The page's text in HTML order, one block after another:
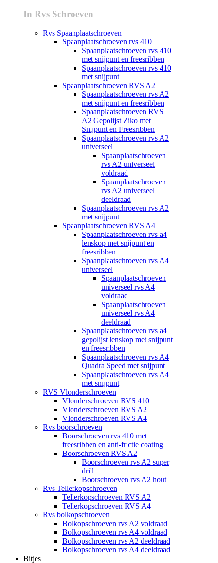
In Rvs Schroeven
Rvs Spaanplaatschroeven
Spaanplaatschroeven rvs 410
Spaanplaatschroeven rvs 410
met snijpunt en freesribben
Spaanplaatschroeven rvs 410
met snijpunt
Spaanplaatschroeven RVS A2
Spaanplaatschroeven rvs A2
met snijpunt en freesribben
Spaanplaatschroeven RVS
A2 Gepolijst Ziko met
Snijpunt en Freesribben
Spaanplaatschroeven rvs A2
universeel
Spaanplaatschroeven
rvs A2 universeel
voldraad
Spaanplaatschroeven
rvs A2 universeel
deeldraad
Spaanplaatschroeven rvs A2
met snijpunt
Spaanplaatschroeven RVS A4
Spaanplaatschroeven rvs a4
lenskop met snijpunt en
freesribben
Spaanplaatschroeven rvs A4
universeel
Spaanplaatschroeven
universeel rvs A4
voldraad
Spaanplaatschroeven
universeel rvs A4
deeldraad
Spaanplaatschroeven rvs a4
gepolijst lenskop met snijpunt
en freesribben
Spaanplaatschroeven rvs A4
Quadra Speed met snijpunt
Spaanplaatschroeven rvs A4
met snijpunt
RVS Vlonderschroeven
Vlonderschroeven RVS 410
Vlonderschroeven RVS A2
Vlonderschroeven RVS A4
Rvs boorschroeven
Boorschroeven rvs 410 met
freesribben en anti-frictie coating
Boorschroeven RVS A2
Boorschroeven rvs A2 super
drill
Boorschroeven rvs A2 hout
Rvs Tellerkopschroeven
Tellerkopschroeven RVS A2
Tellerkopschroeven RVS A4
Rvs bolkopschroeven
Bolkopschroeven rvs A2 voldraad
Bolkopschroeven rvs A4 voldraad
Bolkopschroeven rvs A2 deeldraad
Bolkopschroeven rvs A4 deeldraad
Bitjes